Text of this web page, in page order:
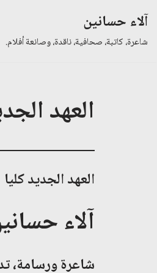
تخطى
آلاء حسانين
شاعرة، كاتبة، صحافية، ناقدة، وصانعة أفلام.
العهد
العهد الجديد كليا
آلاء
شاعرة ورسامة،